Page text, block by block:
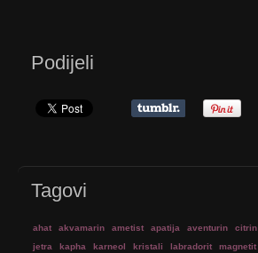
Podijeli
Tagovi
ahat akvamarin ametist apatija aventurin citrin
jetra
kapha karneol kristali labradorit magnetit